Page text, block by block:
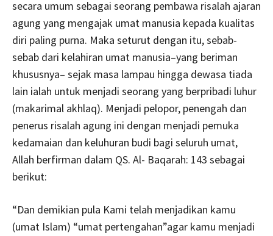
secara umum sebagai seorang pembawa risalah ajaran
agung yang mengajak umat manusia kepada kualitas
diri paling purna. Maka seturut dengan itu, sebab-
sebab dari kelahiran umat manusia–yang beriman
khususnya– sejak masa lampau hingga dewasa tiada
lain ialah untuk menjadi seorang yang berpribadi luhur
(makarimal akhlaq). Menjadi pelopor, penengah dan
penerus risalah agung ini dengan menjadi pemuka
kedamaian dan keluhuran budi bagi seluruh umat,
Allah berfirman dalam QS. Al- Baqarah: 143 sebagai
berikut:
“Dan demikian pula Kami telah menjadikan kamu
(umat Islam) “umat pertengahan”agar kamu menjadi